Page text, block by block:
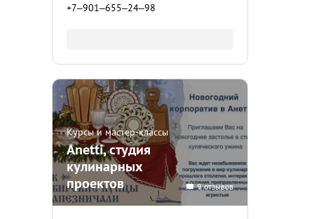
+7‒901‒655‒24‒98
Курсы и мастер-классы
Anetti, студия
кулинарных
проектов
9 отзывов